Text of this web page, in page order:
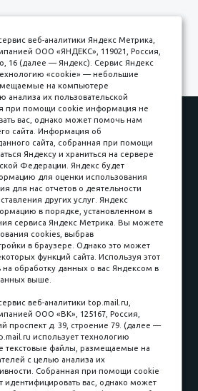
Оплата
Гарантии
Контакты
к оплате
Наличные
Соляная, 6, стр. 16
60-70-30
50-39-09
22-77-68
веб-аналитики Яндекс Метрика,
ООО «ЯНДЕКС», 119021, Россия,
16 (далее — Яндекс). Сервис Яндекс
«cookie» — небольшие
на компьютере
анализа их пользовательской
при помощи cookie информация не
вас, однако может помочь нам
сайта. Информация об
сайта, собранная при помощи
Яндексу и храниться на сервере
Федерации. Яндекс будет
для оценки использования
для нас отчетов о деятельности
других услуг. Яндекс
в порядке, установленном в
сервиса Яндекс Метрика. Вы можете
cookies, выбрав
в браузере. Однако это может
функций сайта. Используя этот
на обработку данных о вас Яндексом в
выше.
веб-аналитики top.mail.ru,
ООО «ВК», 125167, Россия,
проспект д. 39, строение 79. (далее —
использует технологию
текстовые файлы, размещаемые на
с целью анализа их
Собранная при помощи cookie
вас, однако может